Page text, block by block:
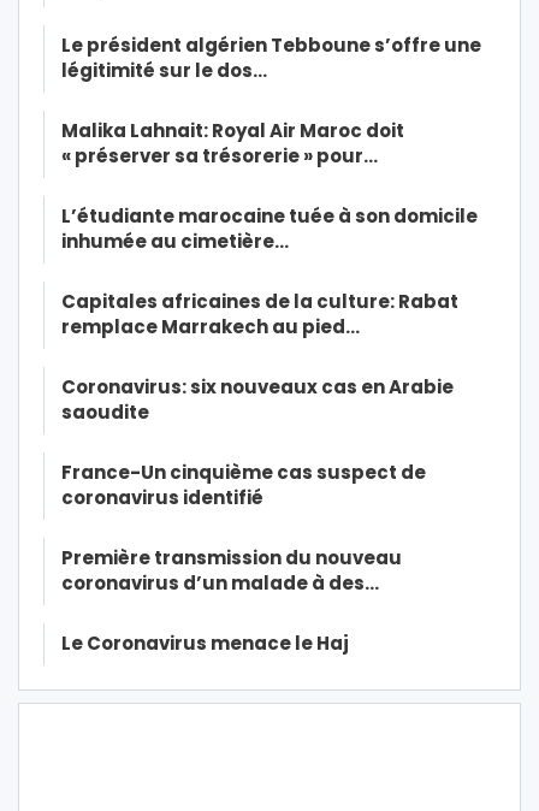
Le président algérien Tebboune s’offre une
légitimité sur le dos…
Malika Lahnait: Royal Air Maroc doit
« préserver sa trésorerie » pour…
L’étudiante marocaine tuée à son domicile
inhumée au cimetière…
Capitales africaines de la culture: Rabat
remplace Marrakech au pied…
Coronavirus: six nouveaux cas en Arabie
saoudite
France-Un cinquième cas suspect de
coronavirus identifié
Première transmission du nouveau
coronavirus d’un malade à des…
Le Coronavirus menace le Haj